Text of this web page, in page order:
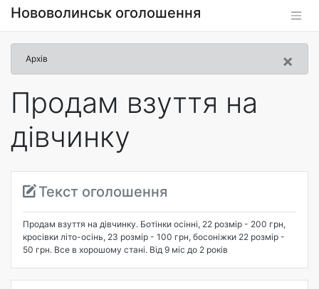
Нововолинськ оголошення
×
Архів
Продам взуття на
дівчинку
Текст оголошення
Продам взуття на дівчинку. Ботінки осінні, 22 розмір - 200 грн,
кросівки літо-осінь, 23 розмір - 100 грн, босоніжки 22 розмір -
50 грн. Все в хорошому стані. Від 9 міс до 2 років